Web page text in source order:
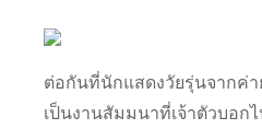
ต่อกันที่นักแสดงวัยรุ่นจากค่
เป็นงานสัมมนาที่เจ้าตัวบอก